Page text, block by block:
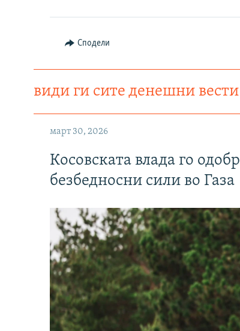
Сподели
види ги сите денешни вести
март 30, 2026
Косовската влада го
безбедносни сили во Газа